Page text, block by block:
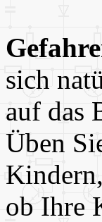
sich
auf das
Üben
ob Ihre